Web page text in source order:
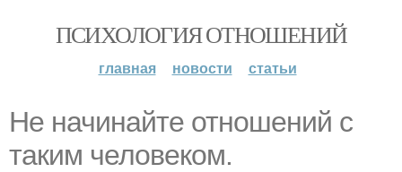
ПСИХОЛОГИЯ ОТНОШЕНИЙ
главная новости статьи
Не начинайте отношений с
таким человеком.